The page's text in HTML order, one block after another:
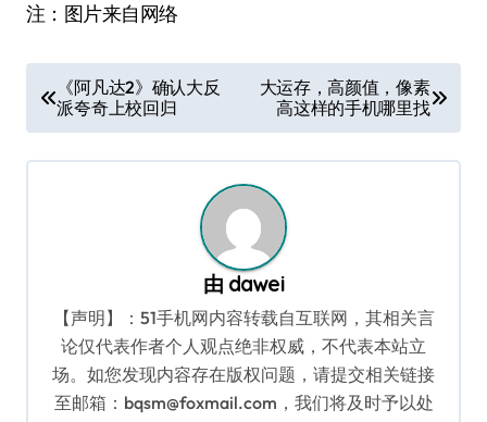
注：图片来自网络
章
导
《阿凡达2》确认大反
派夸奇上校回归
大运存，高颜值，像素
高这样的手机哪里找
由 dawei
【声明】：51手机网内容转载自互联网，其相关言
论仅代表作者个人观点绝非权威，不代表本站立
场。如您发现内容存在版权问题，请提交相关链接
至邮箱：bqsm@foxmail.com，我们将及时予以处